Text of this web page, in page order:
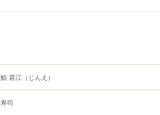
鮨 甚江 （じんえ）
寿司